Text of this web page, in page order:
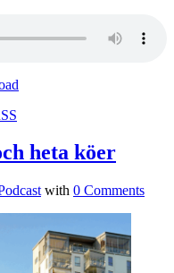
heta köer
with 0 Comments